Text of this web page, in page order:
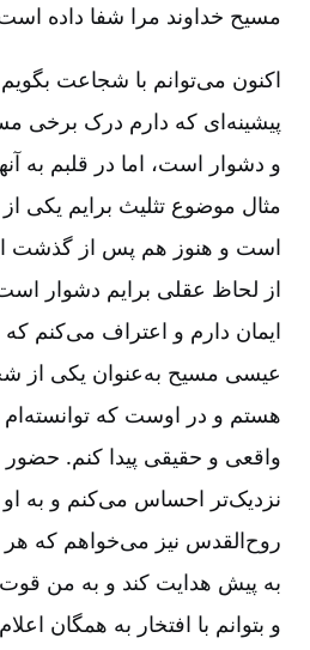
مسیح خداوند مرا شفا داده
اکنون می‌توانم با شجاعت
پیشینه‌ای که دارم درک برخی
و دشوار است، اما در قلبم به
مثال موضوع تثلیث برایم یکی
است و هنوز هم پس از گذشت
از لحاظ عقلی برایم دشوار
ایمان دارم و اعتراف می‌کنم
عیسی مسیح به‌عنوان یکی از
هستم و در اوست که توانسته‌‌ام
واقعی و حقیقی پیدا کنم. حضور
نزدیک‌تر احساس می‌کنم و به او
روح‌القدس نیز می‌خواهم که هر
به پیش هدایت کند و به من قوت
و بتوانم با افتخار به همگان